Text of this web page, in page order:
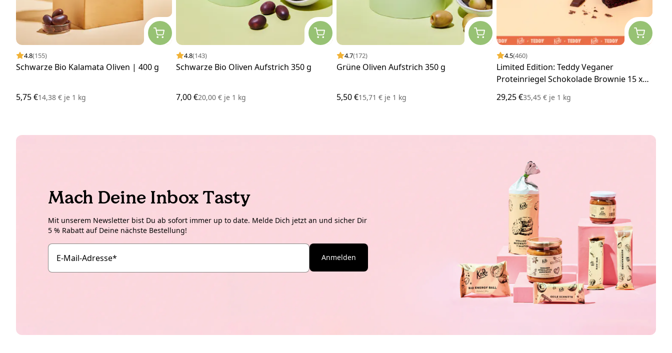
4.8(155)
Schwarze Bio Kalamata Oliven | 400 g
5,75 €14,38 € je 1 kg
4.8(143)
Schwarze Bio Oliven Aufstrich 350 g
7,00 €20,00 € je 1 kg
4.7(172)
Grüne Oliven Aufstrich 350 g
5,50 €15,71 € je1 kg
4.5(460)
Limited Edition: Teddy Veganer
Proteinriegel Schokolade Brownie 15 x
55 g
29,25 €35,45 € je1 kg
Mach Deine Inbox Tasty
Mit unserem Newsletter bist Du ab sofort immer up to date. Melde Dich jetzt an und sicher Dir
5 % Rabatt auf Deine nächste Bestellung!
E-Mail-Adresse* Anmelden